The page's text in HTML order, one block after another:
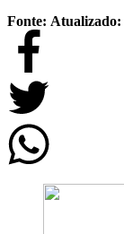
Fonte: Atualizado: